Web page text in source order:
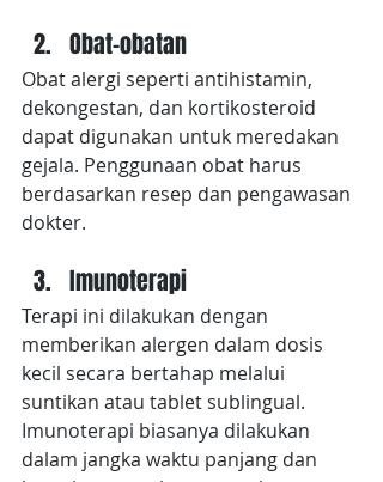
Obat-obatan
Obat alergi seperti antihistamin,
dekongestan, dan kortikosteroid
dapat digunakan untuk meredakan
gejala. Penggunaan obat harus
berdasarkan resep dan pengawasan
dokter.
Imunoterapi
Terapi ini dilakukan dengan
memberikan alergen dalam dosis
kecil secara bertahap melalui
suntikan atau tablet sublingual.
Imunoterapi biasanya dilakukan
dalam jangka waktu panjang dan